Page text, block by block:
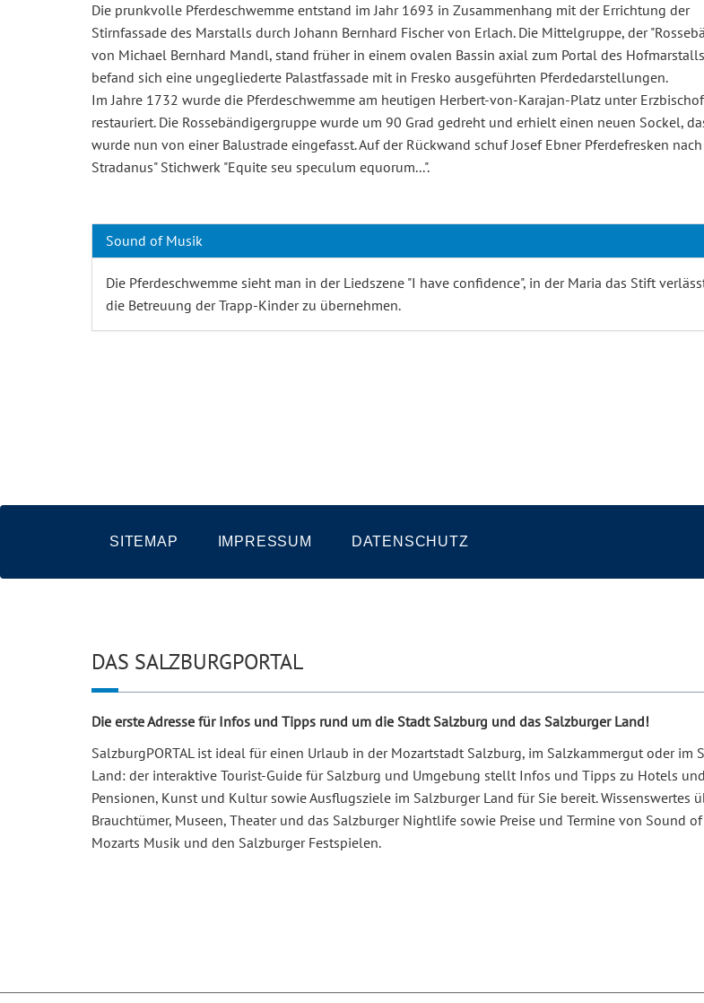
Die prunkvolle Pferdeschwemme entstand im Jahr 1693 in Zusammenhang mit der Errichtung der
Stirnfassade des Marstalls durch Johann Bernhard Fischer von Erlach. Die Mittelgruppe, der
von Michael Bernhard Mandl, stand früher in einem ovalen Bassin axial zum Portal des
befand sich eine ungegliederte Palastfassade mit in Fresko ausgeführten Pferdedarstellungen.
Im Jahre 1732 wurde die Pferdeschwemme am heutigen Herbert-von-Karajan-Platz unter
restauriert. Die Rossebändigergruppe wurde um 90 Grad gedreht und erhielt einen neuen Sockel,
wurde nun von einer Balustrade eingefasst. Auf der Rückwand schuf Josef Ebner Pferdefresken nach
Stradanus" Stichwerk "Equite seu speculum equorum...".
Sound of Musik
Die Pferdeschwemme sieht man in der Liedszene "I have confidence", in der Maria das Stift
die Betreuung der Trapp-Kinder zu übernehmen.
SITEMAP IMPRESSUM DATENSCHUTZ
DAS SALZBURGPORTAL
Die erste Adresse für Infos und Tipps rund um die Stadt Salzburg und das Salzburger Land!
SalzburgPORTAL ist ideal für einen Urlaub in der Mozartstadt Salzburg, im Salzkammergut oder im
Land: der interaktive Tourist-Guide für Salzburg und Umgebung stellt Infos und Tipps zu Hotels und
Pensionen, Kunst und Kultur sowie Ausflugsziele im Salzburger Land für Sie bereit. Wissenswertes
Brauchtümer, Museen, Theater und das Salzburger Nightlife sowie Preise und Termine von Sound
Mozarts Musik und den Salzburger Festspielen.